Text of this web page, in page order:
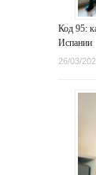
Код 95:
Испании
26/03/